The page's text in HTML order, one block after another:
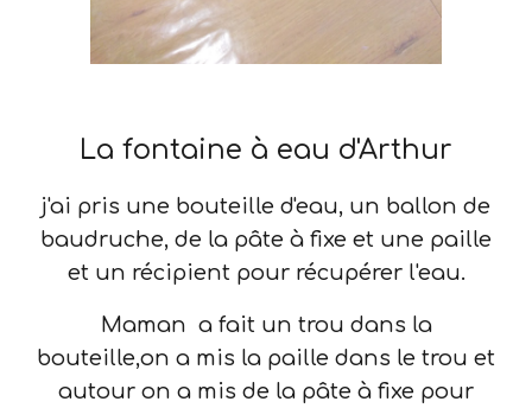
La fontaine à eau d'Arthur
j'ai pris une bouteille d'eau, un ballon de
baudruche, de la pâte à fixe et une paille
et un récipient pour récupérer l'eau.
Maman a fait un trou dans la
bouteille,on a mis la paille dans le trou et
autour on a mis de la pâte à fixe pour